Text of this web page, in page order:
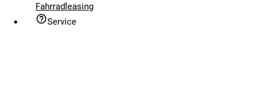
Fahrradleasing
Service